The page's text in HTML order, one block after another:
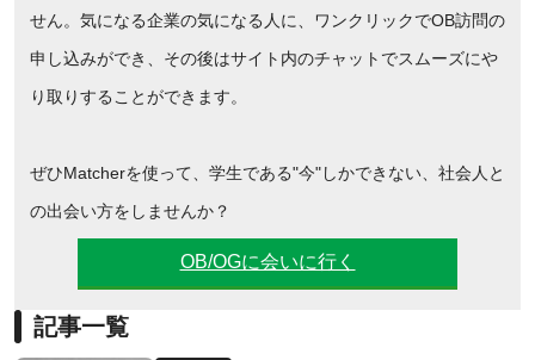
せん。気になる企業の気になる人に、ワンクリックでOB訪問の
申し込みができ、その後はサイト内のチャットでスムーズにや
り取りすることができます。
ぜひMatcherを使って、学生である"今"しかできない、社会人と
の出会い方をしませんか？
OB/OGに会いに行く
記事一覧